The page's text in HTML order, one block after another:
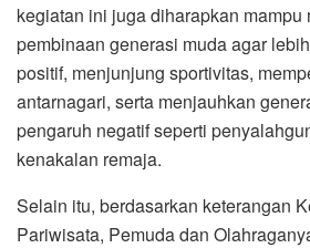
kegiatan ini juga diharapkan mampu
pembinaan generasi muda agar
positif, menjunjung sportivitas,
antarnagari, serta menjauhkan
pengaruh negatif seperti
kenakalan remaja.
Selain itu, berdasarkan keterangan
Pariwisata, Pemuda dan